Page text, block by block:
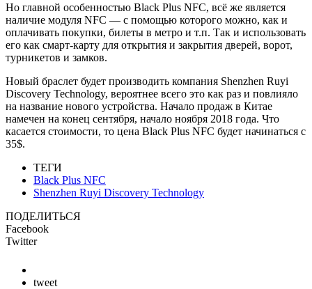
Но главной особенностью Black Plus NFC, всё же является
наличие модуля NFC — с помощью которого можно, как и
оплачивать покупки, билеты в метро и т.п. Так и использовать
его как смарт-карту для открытия и закрытия дверей, ворот,
турникетов и замков.
Новый браслет будет производить компания Shenzhen Ruyi
Discovery Technology, вероятнее всего это как раз и повлияло
на название нового устройства. Начало продаж в Китае
намечен на конец сентября, начало ноября 2018 года. Что
касается стоимости, то цена Black Plus NFC будет начинаться с
35$.
ТЕГИ
Black Plus NFC
Shenzhen Ruyi Discovery Technology
ПОДЕЛИТЬСЯ
Facebook
Twitter
tweet